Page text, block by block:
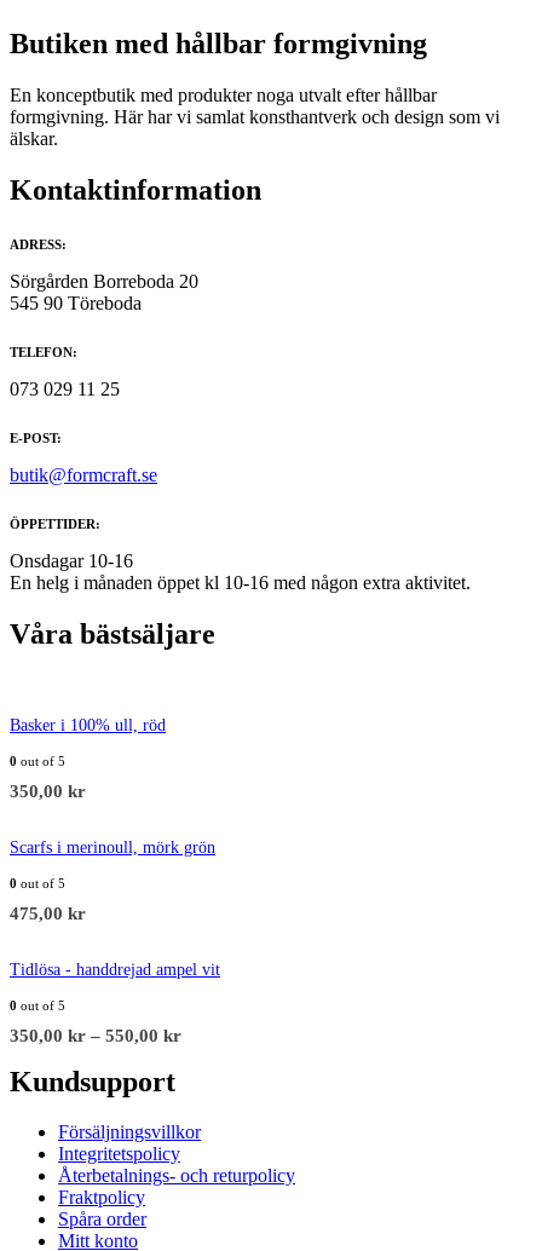
Butiken med hållbar formgivning
En konceptbutik med produkter noga utvalt efter hållbar
formgivning. Här har vi samlat konsthantverk och design som vi
älskar.
Kontaktinformation
ADRESS:
Sörgården Borreboda 20
545 90 Töreboda
TELEFON:
073 029 11 25
E-POST:
butik@formcraft.se
ÖPPETTIDER:
Onsdagar 10-16
En helg i månaden öppet kl 10-16 med någon extra aktivitet.
Våra bästsäljare
Basker i 100% ull, röd
0 out of 5
350,00 kr
Scarfs i merinoull, mörk grön
0 out of 5
475,00 kr
Tidlösa - handdrejad ampel vit
0 out of 5
350,00 kr – 550,00 kr
Kundsupport
Försäljningsvillkor
Integritetspolicy
Återbetalnings- och returpolicy
Fraktpolicy
Spåra order
Mitt konto